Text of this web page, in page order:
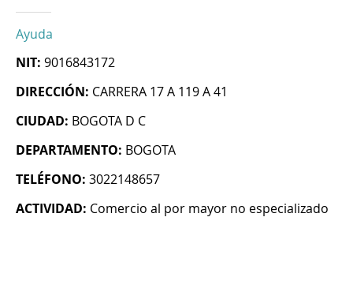
Ayuda
NIT: 9016843172
DIRECCIÓN: CARRERA 17 A 119 A 41
CIUDAD: BOGOTA D C
DEPARTAMENTO: BOGOTA
TELÉFONO: 3022148657
ACTIVIDAD: Comercio al por mayor no especializado